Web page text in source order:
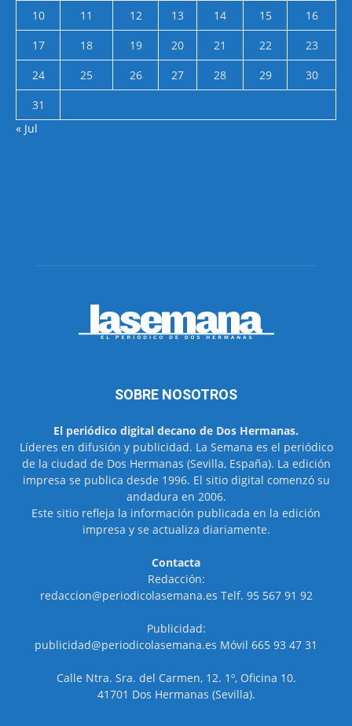
10
11 12 13 14 15
16
17
18 19 20 21 22
23
24
25 26 27 28 29
30
31
« Jul
SOBRE NOSOTROS
El periódico digital decano de Dos Hermanas.
Líderes en difusión y publicidad. La Semana es el periódico
de la ciudad de Dos Hermanas (Sevilla, España). La edición
impresa se publica desde 1996. El sitio digital comenzó su
andadura en 2006.
Este sitio refleja la información publicada en la edición
impresa y se actualiza diariamente.
Contacta
Redacción:
redaccion@periodicolasemana.es Telf. 95 567 91 92
Publicidad:
publicidad@periodicolasemana.es Móvil 665 93 47 31
Calle Ntra. Sra. del Carmen, 12. 1º, Oficina 10.
41701 Dos Hermanas (Sevilla).